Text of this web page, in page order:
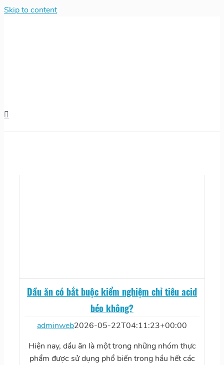
Skip to content
Dầu ăn có bắt buộc kiểm nghiệm chỉ tiêu acid
béo không?
adminweb2026-05-22T04:11:23+00:00
Hiện nay, dầu ăn là một trong những nhóm thực
phẩm được sử dụng phổ biến trong hầu hết các